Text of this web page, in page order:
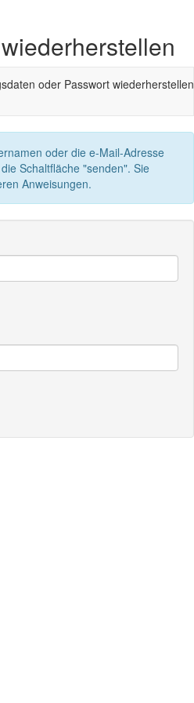
oder Passwort wiederherstellen
oder die e-Mail-Adresse
Schaltfläche "senden". Sie
Anweisungen.